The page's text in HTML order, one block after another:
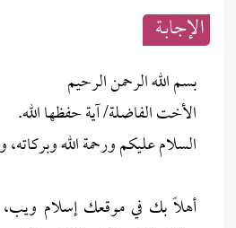
الإجابــة
بسم الله الرحمن الرحيم
الأخت الفاضلة/ آية حفظها الله.
السلام عليكم ورحمة الله وبركاته،
أهلًا بك في موقعك إسلام ويب،